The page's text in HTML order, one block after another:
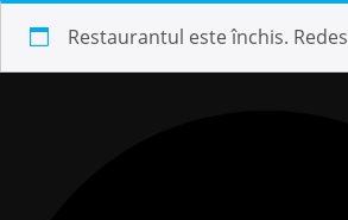
Restaurantul este închis.